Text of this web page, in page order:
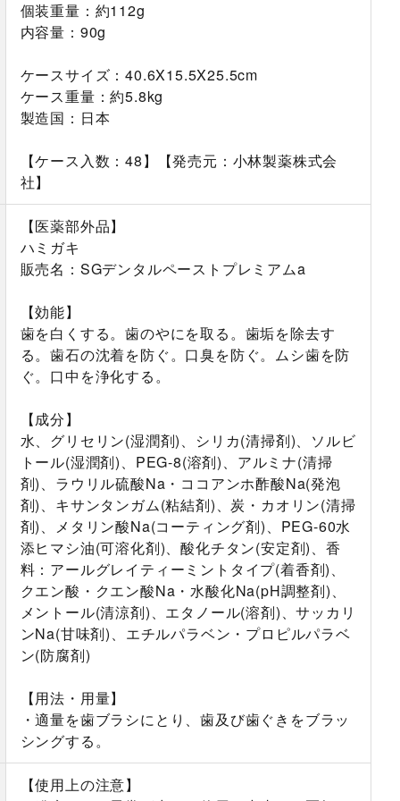
個装重量：約112g
内容量：90g
ケースサイズ：40.6X15.5X25.5cm
ケース重量：約5.8kg
製造国：日本
【ケース入数：48】【発売元：小林製薬株式会
社】
【医薬部外品】
ハミガキ
販売名：SGデンタルペーストプレミアムa
【効能】
歯を白くする。歯のやにを取る。歯垢を除去す
る。歯石の沈着を防ぐ。口臭を防ぐ。ムシ歯を防
ぐ。口中を浄化する。
【成分】
水、グリセリン(湿潤剤)、シリカ(清掃剤)、ソルビ
トール(湿潤剤)、PEG-8(溶剤)、アルミナ(清掃
剤)、ラウリル硫酸Na・ココアンホ酢酸Na(発泡
剤)、キサンタンガム(粘結剤)、炭・カオリン(清掃
剤)、メタリン酸Na(コーティング剤)、PEG-60水
添ヒマシ油(可溶化剤)、酸化チタン(安定剤)、香
料：アールグレイティーミントタイプ(着香剤)、
クエン酸・クエン酸Na・水酸化Na(pH調整剤)、
メントール(清涼剤)、エタノール(溶剤)、サッカリ
ンNa(甘味剤)、エチルパラベン・プロピルパラベ
ン(防腐剤)
【用法・用量】
・適量を歯ブラシにとり、歯及び歯ぐきをブラッ
シングする。
【使用上の注意】